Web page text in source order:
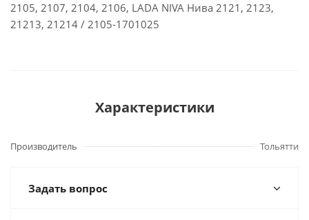
2105, 2107, 2104, 2106, LADA NIVA Нива 2121, 2123,
21213, 21214 / 2105-1701025
Характеристики
Производитель Тольятти
Задать вопрос